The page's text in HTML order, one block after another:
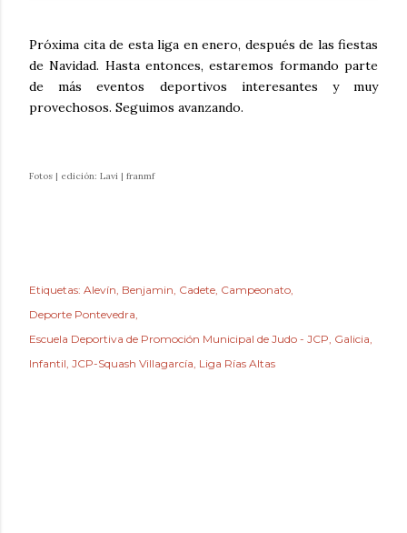
Próxima cita de esta liga en enero, después de las fiestas
de Navidad. Hasta entonces, estaremos formando parte
de más eventos deportivos interesantes y muy
provechosos. Seguimos avanzando.
Fotos | edición: Lavi | franmf
Etiquetas: Alevín Benjamin Cadete Campeonato
Deporte Pontevedra
Escuela Deportiva de Promoción Municipal de Judo - JCP Galicia
Infantil JCP-Squash Villagarcía Liga Rías Altas